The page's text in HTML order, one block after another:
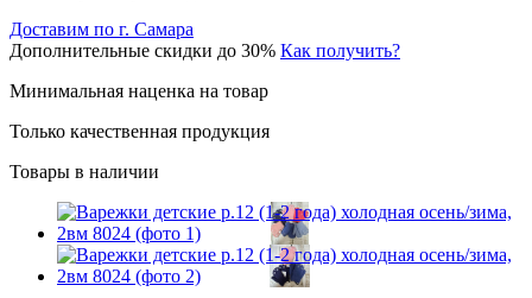
Доставим по г. Самара
Дополнительные скидки до 30% Как получить?
Минимальная наценка на товар
Только качественная продукция
Товары в наличии